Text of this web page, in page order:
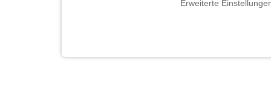
Erweiterte